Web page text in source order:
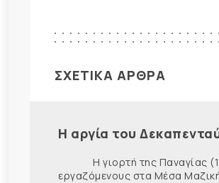
ΣΧΕΤΙΚΑ ΑΡΘΡΑ
Η αργία του
Η γιορτή της Παναγίας (15
εργαζόμενους στα Μέσα